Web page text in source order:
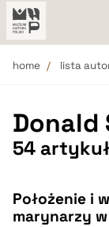
home lista
Donald
54
Położenie i
marynarzy